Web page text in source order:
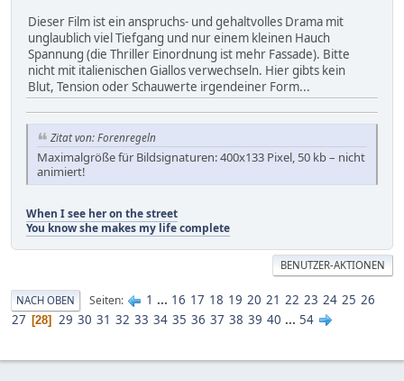
Dieser Film ist ein anspruchs- und gehaltvolles Drama mit
unglaublich viel Tiefgang und nur einem kleinen Hauch
Spannung (die Thriller Einordnung ist mehr Fassade). Bitte
nicht mit italienischen Giallos verwechseln. Hier gibts kein
Blut, Tension oder Schauwerte irgendeiner Form...
Zitat von: Forenregeln
Maximalgröße für Bildsignaturen: 400x133 Pixel, 50 kb – nicht
animiert!
When I see her on the street
You know she makes my life complete
BENUTZER-AKTIONEN
NACH OBEN Seiten 1 ... 16 17 18 19 20 21 22 23 24 25 26
27
28 29 30 31 32 33 34 35 36 37 38 39 40 ... 54